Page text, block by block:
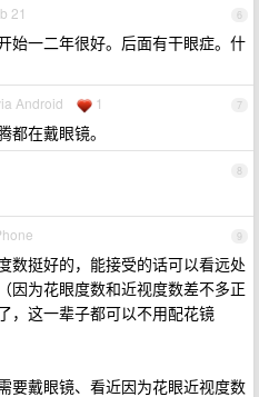
6
21
始一二年很好。后面有干眼症。什
7
Android 1
在戴眼镜。
8
9
数挺好的，能接受的话可以看远处
因为花眼度数和近视度数差不多正
，这一辈子都可以不用配花镜
要戴眼镜、看近因为花眼近视度数